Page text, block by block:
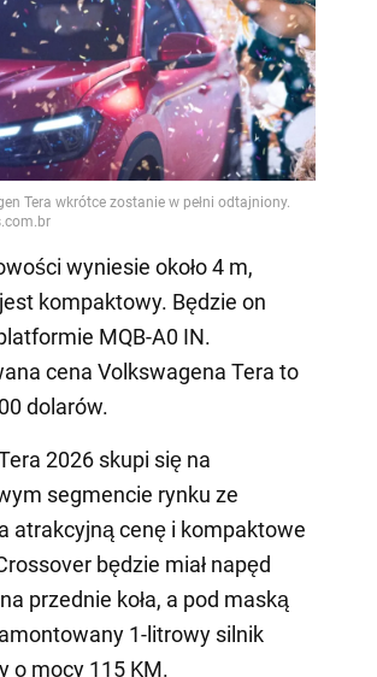
wyniesie około 4 m,
kompaktowy. Będzie on
MQB-A0 IN.
cena Volkswagena Tera to
dolarów.
2026 skupi się na
segmencie rynku ze
atrakcyjną cenę i kompaktowe
będzie miał napęd
przednie koła, a pod maską
1-litrowy silnik
o mocy 115 KM.